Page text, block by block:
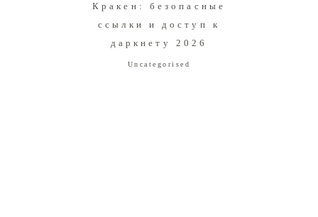
Кракен: безопасные
ссылки и доступ к
даркнету 2026
Uncategorised